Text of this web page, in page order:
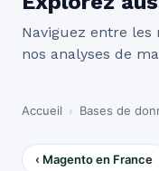
Naviguez entre les
nos analyses de
Accueil › Bases de
‹ Magento en France